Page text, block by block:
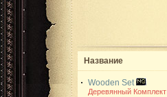
Название
Wooden Set
Деревянный Комплект